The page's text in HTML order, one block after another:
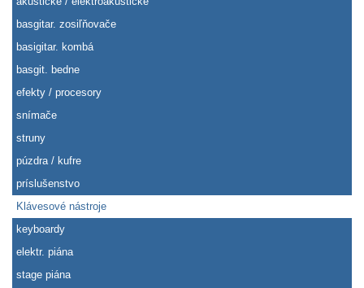
basgitar. zosiľňovače
basigitar. kombá
basgit. bedne
efekty / procesory
snímače
struny
púzdra / kufre
príslušenstvo
Klávesové nástroje
keyboardy
elektr. piána
stage piána